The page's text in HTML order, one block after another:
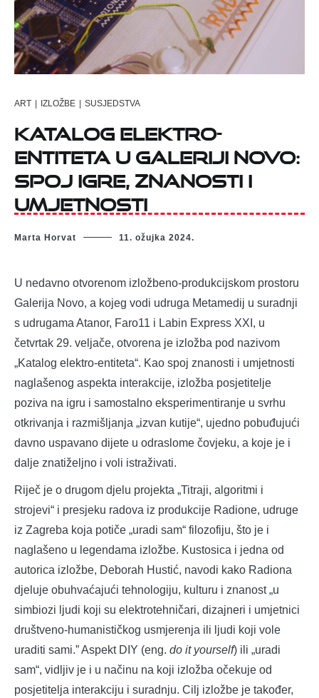
ART | IZLOŽBE | SUSJEDSTVA
Katalog elektro-
entiteta u Galeriji Novo:
spoj igre, znanosti i
umjetnosti
Marta Horvat 11. ožujka 2024.
U nedavno otvorenom izložbeno-produkcijskom prostoru
Galerija Novo, a kojeg vodi udruga Metamedij u suradnji
s udrugama Atanor, Faro11 i Labin Express XXI, u
četvrtak 29. veljače, otvorena je izložba pod nazivom
„Katalog elektro-entiteta“. Kao spoj znanosti i umjetnosti
naglašenog aspekta interakcije, izložba posjetitelje
poziva na igru i samostalno eksperimentiranje u svrhu
otkrivanja i razmišljanja „izvan kutije“, ujedno pobuđujući
davno uspavano dijete u odraslome čovjeku, a koje je i
dalje znatiželjno i voli istraživati.
Riječ je o drugom djelu projekta „Titraji, algoritmi i
strojevi“ i presjeku radova iz produkcije Radione, udruge
iz Zagreba koja potiče „uradi sam“ filozofiju, što je i
naglašeno u legendama izložbe. Kustosica i jedna od
autorica izložbe, Deborah Hustić, navodi kako Radiona
djeluje obuhvaćajući tehnologiju, kulturu i znanost „u
simbiozi ljudi koji su elektrotehničari, dizajneri i umjetnici
društveno-humanističkog usmjerenja ili ljudi koji vole
uraditi sami.” Aspekt DIY (eng. do it yourself) ili „uradi
sam“, vidljiv je i u načinu na koji izložba očekuje od
posjetitelja interakciju i suradnju. Cilj izložbe je također,